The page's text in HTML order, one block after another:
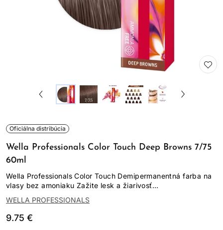
Oficiálna distribúcia
Wella Professionals Color Touch Deep Browns 7/75
60ml
Wella Professionals Color Touch Demipermanentná farba na
vlasy bez amoniaku Zažite lesk a žiarivosť...
WELLA PROFESSIONALS
9.75 €